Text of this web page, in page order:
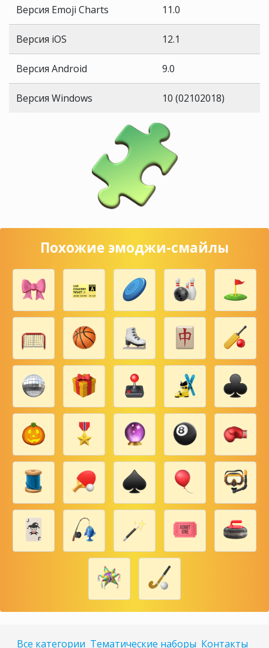
Версия Emoji Charts 11.0
Версия iOS 12.1
Версия Android 9.0
Версия Windows 10 (02102018)
Похожие эмоджи-смайлы
Все категории Тематические наборы Контакты